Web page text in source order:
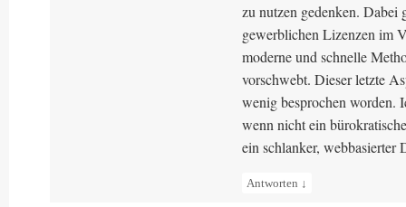
zu nutzen gedenken. Dabei
gewerblichen Lizenzen im
moderne und schnelle
vorschwebt. Dieser letzte
wenig besprochen worden.
wenn nicht ein
ein schlanker, webbasierter
Antworten ↓